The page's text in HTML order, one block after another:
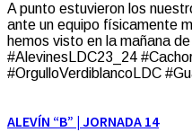
A punto estuvieron los
ante un equipo físicamente
hemos visto en la mañana
#AlevinesLDC23_24
#OrgulloVerdiblancoLDC
ALEVÍN “B” | JORNADA 14